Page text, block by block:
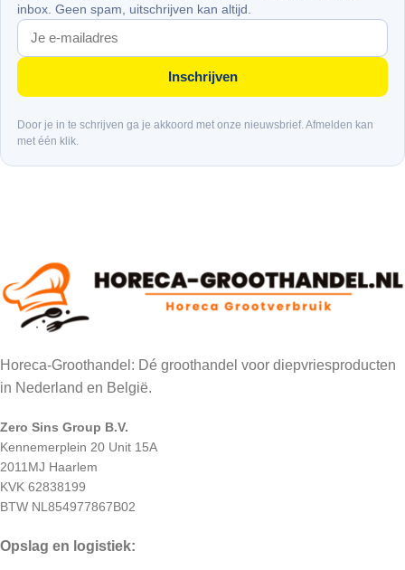
inbox. Geen spam, uitschrijven kan altijd.
Inschrijven
Door je in te schrijven ga je akkoord met onze nieuwsbrief. Afmelden kan
met één klik.
Horeca-Groothandel: Dé groothandel voor diepvriesproducten
in Nederland en België.
Zero Sins Group B.V.
Kennemerplein 20 Unit 15A
2011MJ Haarlem
KVK 62838199
BTW NL854977867B02
Opslag en logistiek: